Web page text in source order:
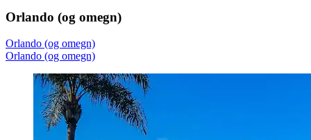
Orlando (og omegn)
Orlando (og omegn)
Orlando (og omegn)